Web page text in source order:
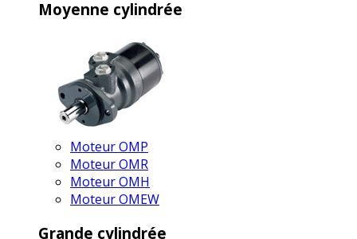
Moyenne cylindrée
Moteur OMP
Moteur OMR
Moteur OMH
Moteur OMEW
Grande cylindrée